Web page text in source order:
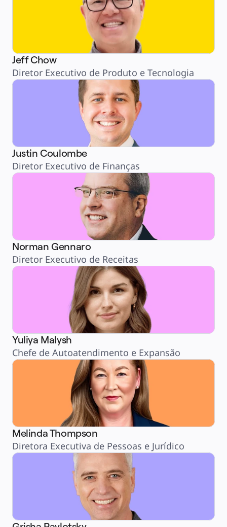
Jeff Chow
Diretor Executivo de Produto e Tecnologia
Justin Coulombe
Diretor Executivo de Finanças
Norman Gennaro
Diretor Executivo de Receitas
Yuliya Malysh
Chefe de Autoatendimento e Expansão
Melinda Thompson
Diretora Executiva de Pessoas e Jurídico